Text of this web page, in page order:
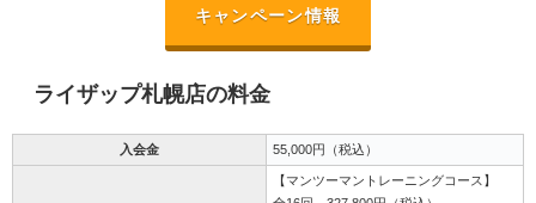
キャンペーン情報
ライザップ札幌店の料金
入会金 55,000円（税込）
【マンツーマントレーニングコース】